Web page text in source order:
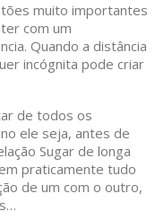
muito importantes
com um
Quando a distância
incógnita pode criar
de todos os
ele seja, antes de
Sugar de longa
praticamente tudo
de um com o outro,